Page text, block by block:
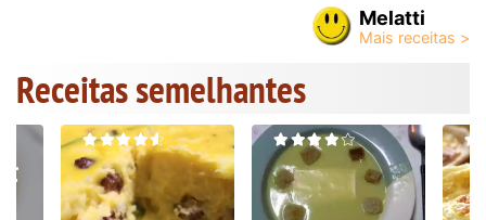
Melatti
Receitas semelhantes